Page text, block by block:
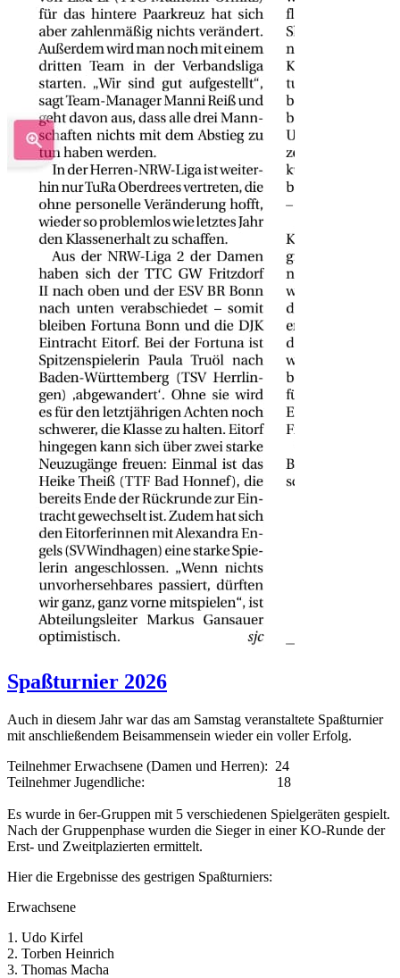
Spaßturnier 2026
Auch in diesem Jahr war das am Samstag veranstaltete Spaßturnier
mit anschließendem Beisammensein wieder ein voller Erfolg.
Teilnehmer Erwachsene (Damen und Herren): 24
Teilnehmer Jugendliche: 18
Es wurde in 6er-Gruppen mit 5 verschiedenen Spielgeräten gespielt.
Nach der Gruppenphase wurden die Sieger in einer KO-Runde der
Erst- und Zweitplazierten ermittelt.
Hier die Ergebnisse des gestrigen Spaßturniers:
Erwachsene
1. Udo Kirfel
2. Torben Heinrich
3. Thomas Macha